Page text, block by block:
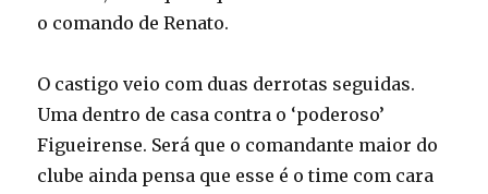
o comando de Renato.
O castigo veio com duas derrotas seguidas.
Uma dentro de casa contra o ‘poderoso’
Figueirense. Será que o comandante maior do
clube ainda pensa que esse é o time com cara